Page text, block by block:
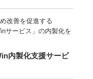
改善を促進する
サービス」の内製化を
内製化支援サービ